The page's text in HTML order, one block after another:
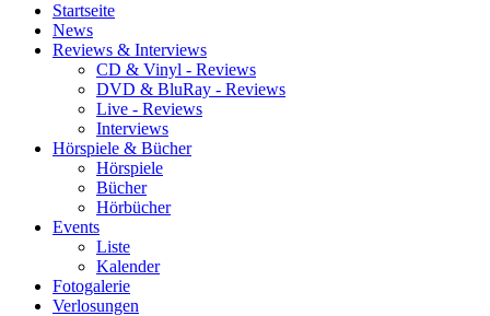
Startseite
News
Reviews & Interviews
CD & Vinyl - Reviews
DVD & BluRay - Reviews
Live - Reviews
Interviews
Hörspiele & Bücher
Hörspiele
Bücher
Hörbücher
Events
Liste
Kalender
Fotogalerie
Verlosungen